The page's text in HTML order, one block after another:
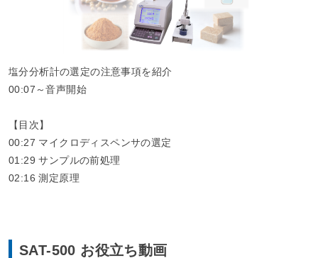
塩分分析計の選定の注意事項を紹介
00:07～音声開始
【目次】
00:27​ マイクロディスペンサの選定
01:29​ サンプルの前処理
02:16​ 測定原理
SAT-500 お役立ち動画